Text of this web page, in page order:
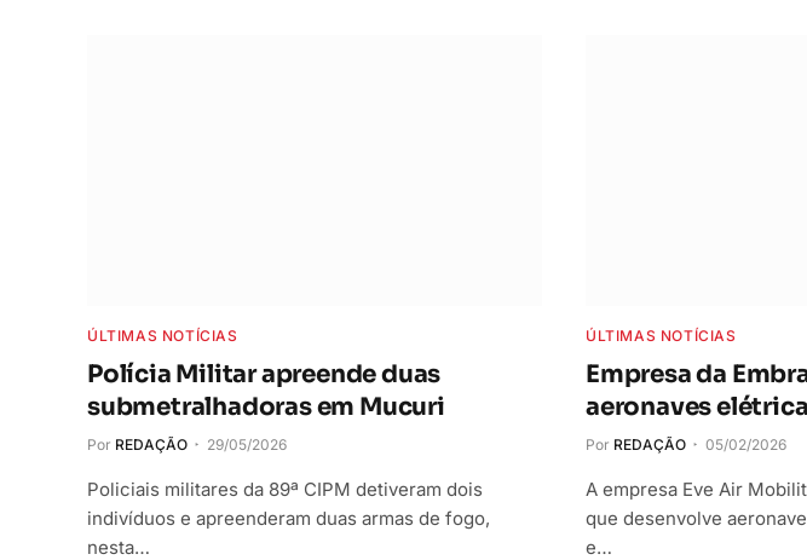
ÚLTIMAS NOTÍCIAS
Polícia Militar apreende duas
submetralhadoras em Mucuri
Por REDAÇÃO 29/05/2026
Policiais militares da 89ª CIPM detiveram dois
indivíduos e apreenderam duas armas de fogo,
nesta…
ÚLTIMAS NOTÍCIAS
Empresa da
aeronaves
Por REDAÇÃO 05/02/2026
A empresa Eve Air
que desenvolve
e…